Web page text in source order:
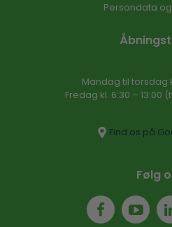
Persondata
Mandag til torsdag
Fredag kl. 6:30 – 13:00
Find os på
Følg